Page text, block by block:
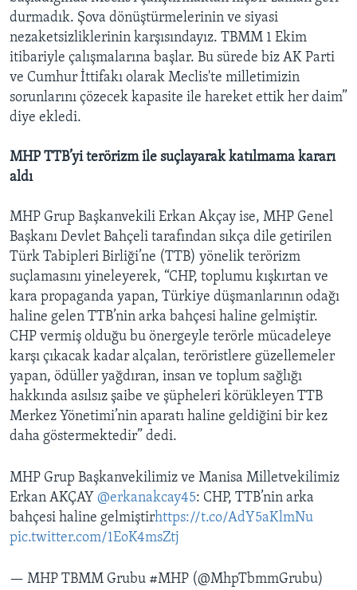
durmadık. Şova dönüştürmelerinin ve siyasi
nezaketsizliklerinin karşısındayız. TBMM 1 Ekim
itibariyle çalışmalarına başlar. Bu sürede biz AK Parti
ve Cumhur İttifakı olarak Meclis'te milletimizin
sorunlarını çözecek kapasite ile hareket ettik her daim”
diye ekledi.
MHP TTB’yi terörizm ile suçlayarak katılmama kararı
aldı
MHP Grup Başkanvekili Erkan Akçay ise, MHP Genel
Başkanı Devlet Bahçeli tarafından sıkça dile getirilen
Türk Tabipleri Birliği’ne (TTB) yönelik terörizm
suçlamasını yineleyerek, “CHP, toplumu kışkırtan ve
kara propaganda yapan, Türkiye düşmanlarının odağı
haline gelen TTB’nin arka bahçesi haline gelmiştir.
CHP vermiş olduğu bu önergeyle terörle mücadeleye
karşı çıkacak kadar alçalan, teröristlere güzellemeler
yapan, ödüller yağdıran, insan ve toplum sağlığı
hakkında asılsız şaibe ve şüpheleri körükleyen TTB
Merkez Yönetimi’nin aparatı haline geldiğini bir kez
daha göstermektedir” dedi.
MHP Grup Başkanvekilimiz ve Manisa Milletvekilimiz
Erkan AKÇAY @erkanakcay45: CHP, TTB’nin arka
bahçesi haline gelmiştirhttps://t.co/AdY5aKlmNu
pic.twitter.com/1EoK4msZtj
— MHP TBMM Grubu #MHP (@MhpTbmmGrubu)